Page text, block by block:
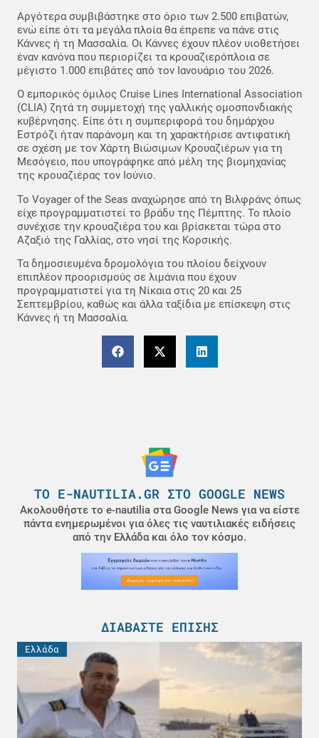
Αργότερα συμβιβάστηκε στο όριο των 2.500 επιβατών,
ενώ είπε ότι τα μεγάλα πλοία θα έπρεπε να πάνε στις
Κάννες ή τη Μασσαλία. Οι Κάννες έχουν πλέον υιοθετήσει
έναν κανόνα που περιορίζει τα κρουαζιερόπλοια σε
μέγιστο 1.000 επιβάτες από τον Ιανουάριο του 2026.
Ο εμπορικός όμιλος Cruise Lines International Association
(CLIA) ζητά τη συμμετοχή της γαλλικής ομοσπονδιακής
κυβέρνησης. Είπε ότι η συμπεριφορά του δημάρχου
Εστρόζι ήταν παράνομη και τη χαρακτήρισε αντιφατική
σε σχέση με τον Χάρτη Βιώσιμων Κρουαζιέρων για τη
Μεσόγειο, που υπογράφηκε από μέλη της βιομηχανίας
της κρουαζιέρας τον Ιούνιο.
Το Voyager of the Seas αναχώρησε από τη Βιλφράνς όπως
είχε προγραμματιστεί το βράδυ της Πέμπτης. Το πλοίο
συνέχισε την κρουαζιέρα του και βρίσκεται τώρα στο
Αζαξιό της Γαλλίας, στο νησί της Κορσικής.
Τα δημοσιευμένα δρομολόγια του πλοίου δείχνουν
επιπλέον προορισμούς σε λιμάνια που έχουν
προγραμματιστεί για τη Νίκαια στις 20 και 25
Σεπτεμβρίου, καθώς και άλλα ταξίδια με επίσκεψη στις
Κάννες ή τη Μασσαλία.
ΤΟ E-NAUTILIA.GR ΣΤΟ GOOGLE NEWS
Ακολουθήστε το e-nautilia στα Google News για να είστε
πάντα ενημερωμένοι για όλες τις ναυτιλιακές ειδήσεις
από την Ελλάδα και όλο τον κόσμο.
ΔΙΑΒΆΣΤΕ ΕΠΊΣΗΣ
Ελλάδα